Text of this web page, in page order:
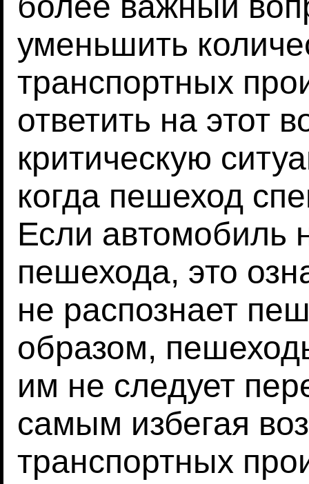
уменьшить
транспортных
ответить на этот
критическую
когда пешеход
Если автомобиль
пешехода, это
не распознает
образом,
им не следует
самым избегая
транспортных